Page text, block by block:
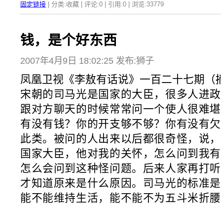
固定链接 | 分类:收藏 | 评论:0 | 引用:0 | 浏览:33779
钱，是个好东西
2007年4月9日 18:02:25 发布:狮子
凤凰卫视《李敖有话说》一百二十七期（
宋朝的司马光是国家的大臣，很多人进
跟对方聊天的时候常常问一个使人很难
有没有钱？你的开支够不够？你有没有
此类。被问的人出来以后都很奇怪，说
国家大臣，他对我的关怀，怎么问到我
怎么会问到这种怪问题。后来人家再打
才知道原来是什么原因。司马光的标准
能不能维持生活，能不能不为五斗米折